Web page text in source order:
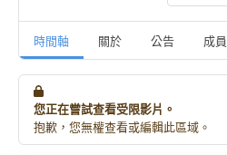
時間軸 關於 公告 成員
您正在嘗試查看受限影片。
抱歉，您無權查看或編輯此區域。